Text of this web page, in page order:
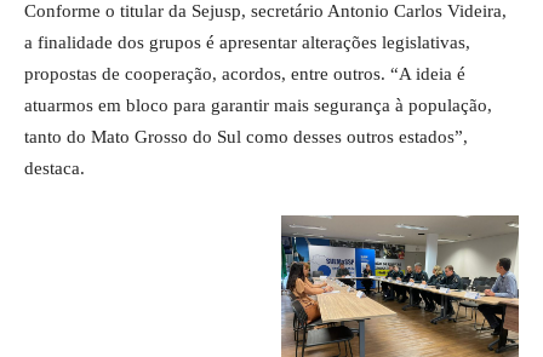
Conforme o titular da Sejusp, secretário Antonio Carlos Videira,
a finalidade dos grupos é apresentar alterações legislativas,
propostas de cooperação, acordos, entre outros. “A ideia é
atuarmos em bloco para garantir mais segurança à população,
tanto do Mato Grosso do Sul como desses outros estados”,
destaca.